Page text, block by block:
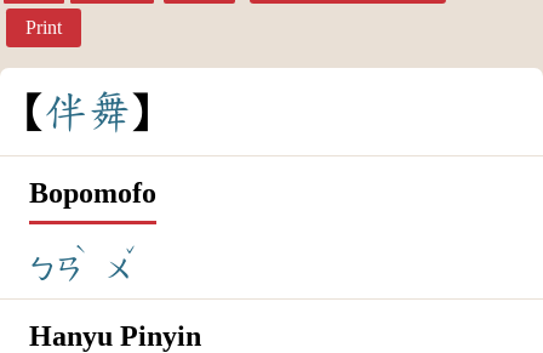
Print
伴舞
Bopomofo
ㄅㄢ
ˋ
ㄨ
ˇ
Hanyu Pinyin